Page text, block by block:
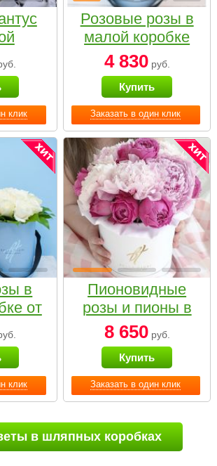
клик Заказать в один клик
Розовые розы в
малой коробке
4 830руб.
Купить
клик
в
от
Заказать в один клик
Пионовидные
розы и пионы в
белой коробке
Small
8 650руб.
Купить
в шляпных коробках